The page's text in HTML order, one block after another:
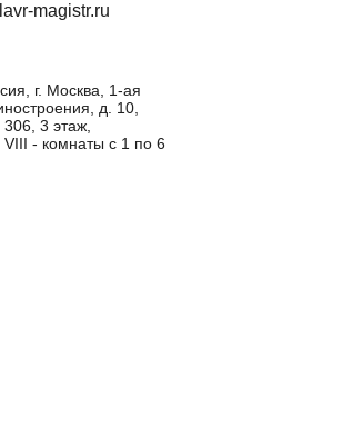
magistr.ru
г. Москва, 1-ая
д. 10,
3 этаж,
- комнаты с 1 по 6